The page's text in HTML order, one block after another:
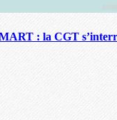
: la CGT